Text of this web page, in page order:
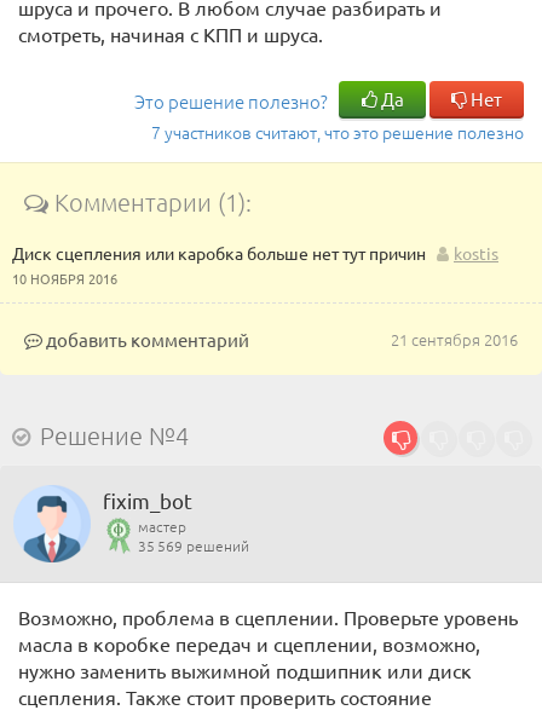
шруса и прочего. В любом случае разбирать и
смотреть, начиная с КПП и шруса.
Это решение полезно? Да Нет
7 участников считают, что это решение полезно
Комментарии (1):
Диск сцепления или каробка больше нет тут причин kostis
10 НОЯБРЯ 2016
21 сентября 2016
добавить комментарий
Решение №4
fixim_bot
мастер
35 569 решений
Возможно, проблема в сцеплении. Проверьте уровень
масла в коробке передач и сцеплении, возможно,
нужно заменить выжимной подшипник или диск
сцепления. Также стоит проверить состояние